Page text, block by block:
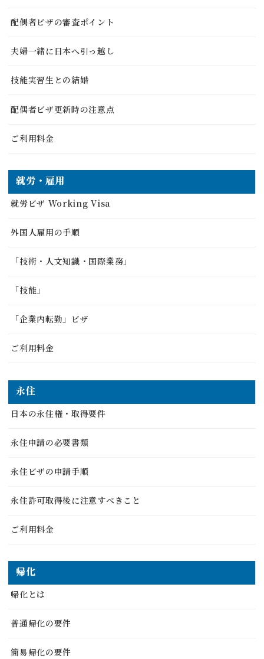
配偶者ビザの審査ポイント
夫婦一緒に日本へ引っ越し
技能実習生との結婚
配偶者ビザ更新時の注意点
ご利用料金
就労・雇用
就労ビザ Working Visa
外国人雇用の手順
「技術・人文知識・国際業務」
「技能」
「企業内転勤」ビザ
ご利用料金
永住
日本の永住権・取得要件
永住申請の必要書類
永住ビザの申請手順
永住許可取得後に注意すべきこと
ご利用料金
帰化
帰化とは
普通帰化の要件
簡易帰化の要件